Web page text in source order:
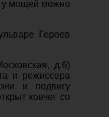
у мощей можно
Героев
д.6)
и режиссера
и подвигу
ковчег со